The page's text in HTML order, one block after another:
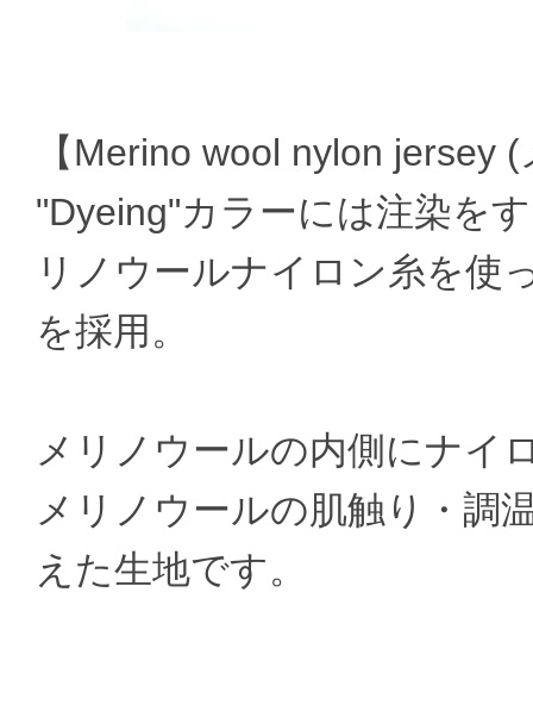
【Merino wool nylon jersey
"Dyeing"カラーには注染を
リノウールナイロン糸を使
を採用。
メリノウールの内側にナイ
メリノウールの肌触り・調
えた生地です。